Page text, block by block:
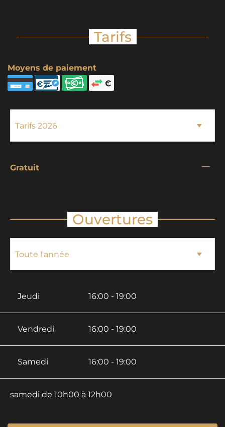
Tarifs
Moyens de paiement
Gratuit —
Ouvertures
Jeudi 16:00 - 19:00
Vendredi 16:00 - 19:00
Samedi 16:00 - 19:00
samedi de 10h00 à 12h00